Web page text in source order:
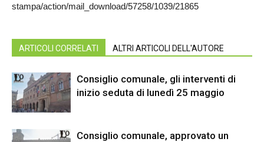
stampa/action/mail_download/57258/1039/21865
ARTICOLI CORRELATI ALTRI ARTICOLI DELL'AUTORE
Consiglio comunale, gli interventi di
inizio seduta di lunedì 25 maggio
Consiglio comunale, approvato un